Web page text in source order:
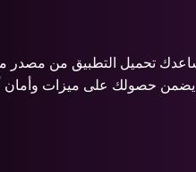
يضمن حصولك على ميزات